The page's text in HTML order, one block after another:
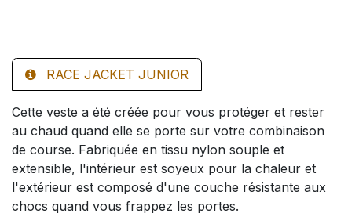
RACE JACKET JUNIOR
Cette veste a été créée pour vous protéger et rester
au chaud quand elle se porte sur votre combinaison
de course. Fabriquée en tissu nylon souple et
extensible, l'intérieur est soyeux pour la chaleur et
l'extérieur est composé d'une couche résistante aux
chocs quand vous frappez les portes.